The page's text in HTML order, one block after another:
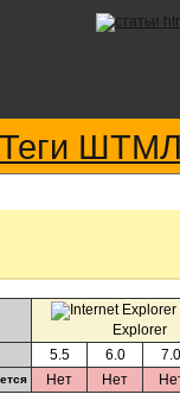
Теги
Explorer
5.5 6.0 7.0
Нет Нет